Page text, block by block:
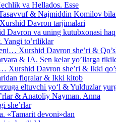
va Hellados. Esse
& Najmiddin Komilov
Davron tarjimalari
Davron va uning kutubxonasi
Yangi to’rtliklar
Xurshid Davron she’ri &
& IA. Sen kelar yo’llarga
Xurshid Davron she’ri & Ikki
fiqralar & Ikki kitob
eltuvchi yo‘l & Yulduzlar
& Anatoliy Nayman. Anna
she’rlar
«Tamarit devoni»dan